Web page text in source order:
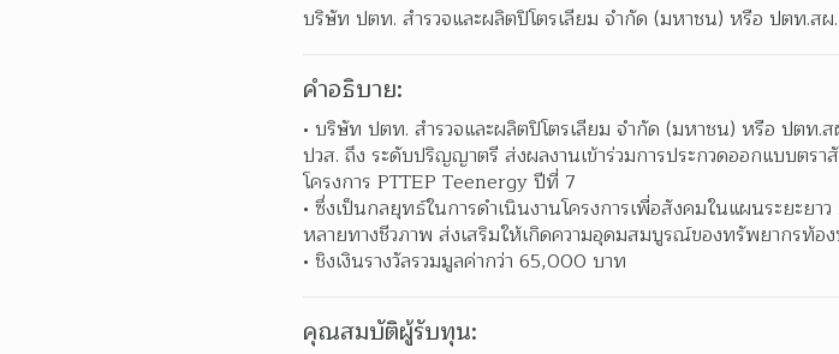
บริษัท ปตท. สำรวจและผลิตปิโตรเลียม จำกัด (มหาชน) หรือ ปตท.สผ.
คำอธิบาย:
บริษัท ปตท. สำรวจและผลิตปิโตรเลียม จำกัด (มหาชน) หรือ ปตท
ปวส. ถึง ระดับปริญญาตรี ส่งผลงานเข้าร่วมการประกวดออกแบบต
โครงการ PTTEP Teenergy ปีที่ 7
ซึ่งเป็นกลยุทธ์ในการดำเนินงานโครงการเพื่อสังคมในแผนระยะย
หลายทางชีวภาพ ส่งเสริมให้เกิดความอุดมสมบูรณ์ของทรัพยากรท้อ
ชิงเงินรางวัลรวมมูลค่ากว่า 65,000 บาท
คุณสมบัติผู้รับทุน: